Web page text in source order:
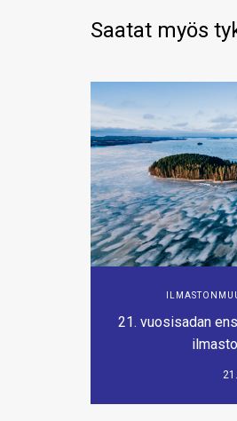
Saatat myös
21. vuosisadan